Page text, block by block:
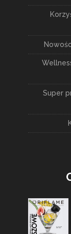
Super